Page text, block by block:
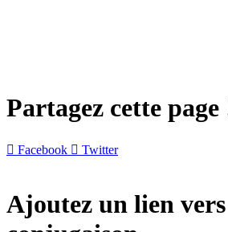
Partagez cette page
 Facebook  Twitter
Ajoutez un lien